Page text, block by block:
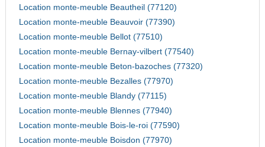
Location monte-meuble Beautheil (77120)
Location monte-meuble Beauvoir (77390)
Location monte-meuble Bellot (77510)
Location monte-meuble Bernay-vilbert (77540)
Location monte-meuble Beton-bazoches (77320)
Location monte-meuble Bezalles (77970)
Location monte-meuble Blandy (77115)
Location monte-meuble Blennes (77940)
Location monte-meuble Bois-le-roi (77590)
Location monte-meuble Boisdon (77970)